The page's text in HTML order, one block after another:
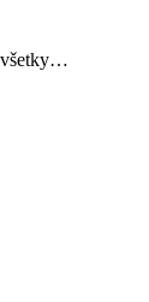
všetky…